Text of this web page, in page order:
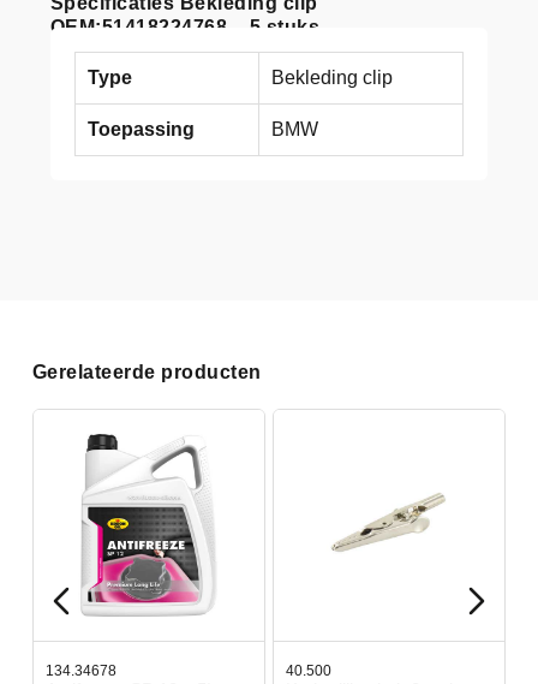
OEM:51418224768 – 5 stuks
Type Bekleding clip
Toepassing BMW
Gerelateerde producten
134.34678 40.500